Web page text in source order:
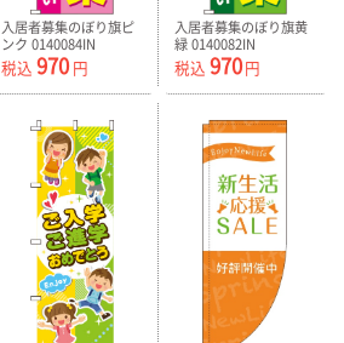
入居者募集のぼり旗ピ
ンク 0140084IN
税込 970円
入居者募集のぼり旗黄
緑 0140082IN
税込 970円